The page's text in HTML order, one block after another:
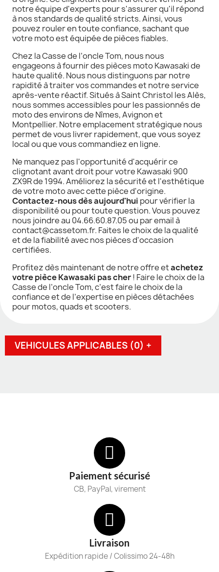
notre équipe d'experts pour s'assurer qu'il répond
à nos standards de qualité stricts. Ainsi, vous
pouvez rouler en toute confiance, sachant que
votre moto est équipée de pièces fiables.
Chez la Casse de l’oncle Tom, nous nous
engageons à fournir des pièces moto Kawasaki de
haute qualité. Nous nous distinguons par notre
rapidité à traiter vos commandes et notre service
après-vente réactif. Situés à Saint Christol les Alès,
nous sommes accessibles pour les passionnés de
moto des environs de Nîmes, Avignon et
Montpellier. Notre emplacement stratégique nous
permet de vous livrer rapidement, que vous soyez
local ou que vous commandiez en ligne.
Ne manquez pas l'opportunité d'acquérir ce
clignotant avant droit pour votre Kawasaki 900
ZX9R de 1994. Améliorez la sécurité et l'esthétique
de votre moto avec cette pièce d'origine.
Contactez-nous dès aujourd'hui pour vérifier la
disponibilité ou pour toute question. Vous pouvez
nous joindre au 04.66.60.87.05 ou par email à
contact@cassetom.fr. Faites le choix de la qualité
et de la fiabilité avec nos pièces d'occasion
certifiées.
Profitez dès maintenant de notre offre etachetez
votre pièce Kawasaki pas cher ! Faire le choix de la
Casse de l’oncle Tom, c’est faire le choix de la
confiance et de l’expertise en pièces détachées
pour motos, quads et scooters.
VEHICULES APPLICABLES (0) +
Paiement sécurisé
CB, PayPal, virement
Livraison
Expédition rapide / Colissimo 24-48h